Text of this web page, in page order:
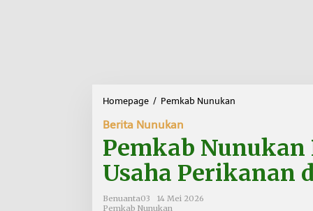
Homepage / Pemkab Nunukan
N
Berita Nunukan
Pemkab Nunukan
Usaha Perikanan
Benuanta03
14 Mei 2026
Pemkab Nunukan